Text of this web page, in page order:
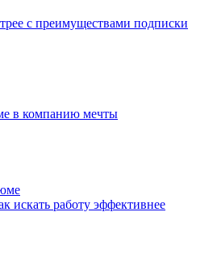
с преимуществами подписки
в компанию мечты
искать работу эффективнее